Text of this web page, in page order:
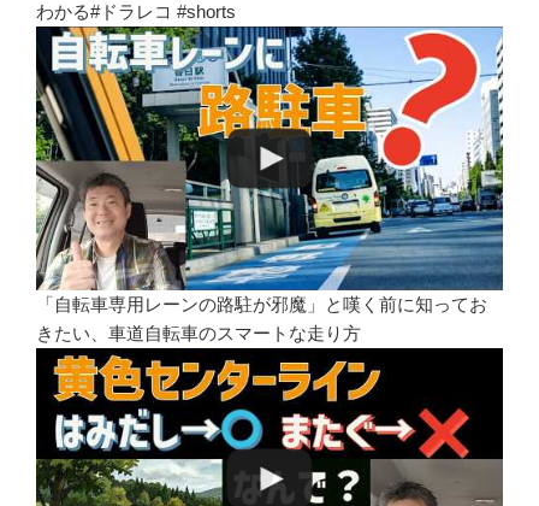
わかる#ドラレコ #shorts
「自転車専用レーンの路駐が邪魔」と嘆く前に知ってお
きたい、車道自転車のスマートな走り方